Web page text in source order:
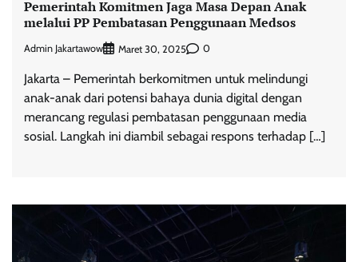
Pemerintah Komitmen Jaga Masa Depan Anak
melalui PP Pembatasan Penggunaan Medsos
Admin Jakartawow Maret 30, 2025 0
Jakarta – Pemerintah berkomitmen untuk melindungi
anak-anak dari potensi bahaya dunia digital dengan
merancang regulasi pembatasan penggunaan media
sosial. Langkah ini diambil sebagai respons terhadap […]